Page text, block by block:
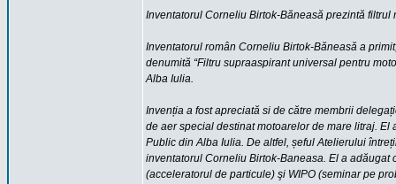
Inventatorul Corneliu Birtok-Băneasă prezintă filtrul
Inventatorul român Corneliu Birtok-Băneasă a
denumită “Filtru supraaspirant universal pentru
Alba Iulia.
Invenția a fost apreciată si de către membrii
de aer special destinat motoarelor de mare litraj. El
Public din Alba Iulia. De altfel, șeful Atelierului
inventatorul Corneliu Birtok-Baneasa. El a
(acceleratorul de particule) şi WIPO (seminar pe